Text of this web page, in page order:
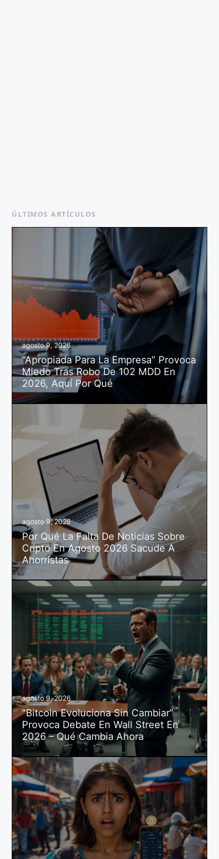
ÚLTIMOS ARTÍCULOS
agosto 9, 2026
“Apropiada Para La Empresa” Provoca
Miedo Tras Robo De 102 MDD En
2026, Aquí Por Qué
agosto 9, 2026
Por Qué La Falta De Noticias Sobre
Cripto En Agosto 2026 Sacude A
Ahorristas
agosto 9, 2026
“Bitcoin Evoluciona Sin Cambiar”
Provoca Debate En Wall Street En
2026 – Qué Cambia Ahora